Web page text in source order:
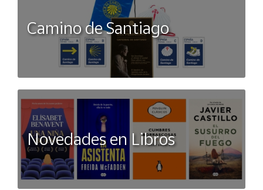
Camino de Santiago
Novedades en Libros